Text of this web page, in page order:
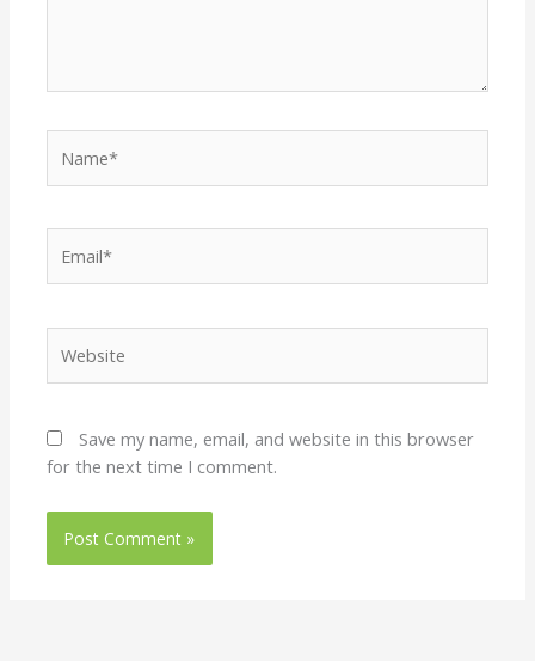
Save my name, email, and website in this browser
for the next time I comment.